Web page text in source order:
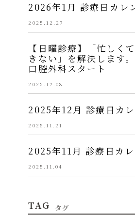
2026年1月 診療日カレ
2025.12.27
【日曜診療】「忙しく
きない」を解決します
口腔外科スタート
2025.12.08
2025年12月 診療日カ
2025.11.21
2025年11月 診療日カレ
2025.11.04
TAG タグ